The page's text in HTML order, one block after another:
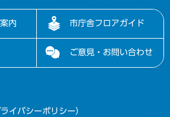
内 市庁舎フロアガイド
ご意見・お問い合わせ
イバシーポリシー）